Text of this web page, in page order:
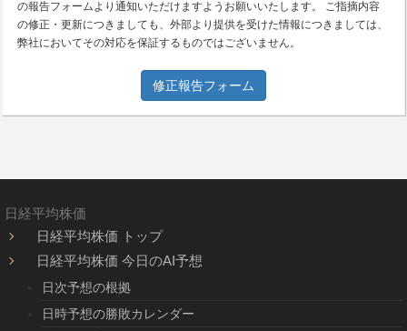
の報告フォームより通知いただけますようお願いいたします。 ご指摘内容
の修正・更新につきましても、外部より提供を受けた情報につきましては、
弊社においてその対応を保証するものではございません。
修正報告フォーム
日経平均株価
日経平均株価 トップ
日経平均株価 今日のAI予想
日次予想の根拠
日時予想の勝敗カレンダー